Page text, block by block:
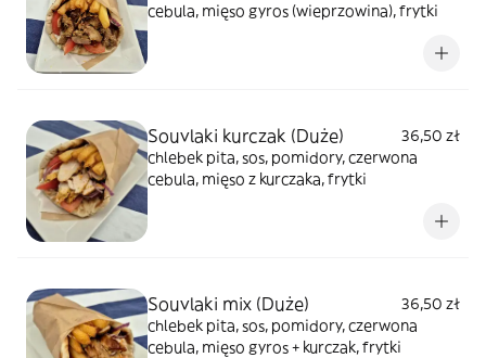
cebula, mięso gyros (wieprzowina), frytki
Souvlaki kurczak (Duże)
36,50 zł
chlebek pita, sos, pomidory, czerwona
cebula, mięso z kurczaka, frytki
Souvlaki mix (Duże)
36,50 zł
chlebek pita, sos, pomidory, czerwona
cebula, mięso gyros + kurczak, frytki